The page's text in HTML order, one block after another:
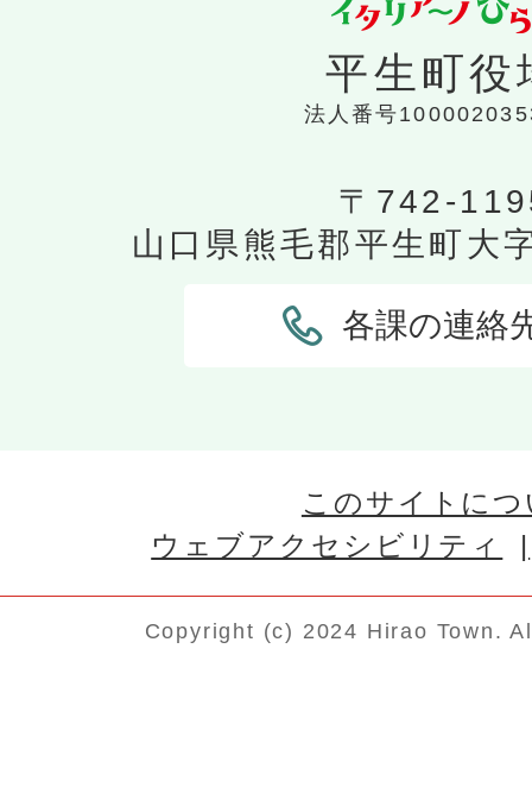
平生町役
法人番号
〒742-
山口県熊毛郡平生町大
各課の連絡
このサイトに
ウェブアクセシビリティ
Copyright (c) 2024 Hirao Town.